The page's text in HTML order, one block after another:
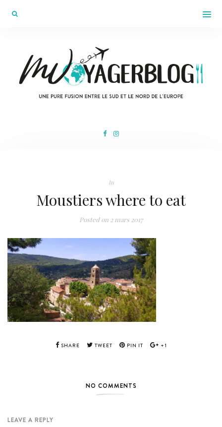
In
Moustiers where to eat
Posted on 2 mars 2017
SHARE TWEET PIN IT +1
NO COMMENTS
LEAVE A REPLY